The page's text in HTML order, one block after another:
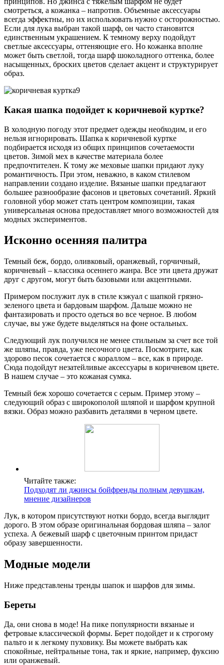
смотреться, а кожанка – напротив. Объемные аксессуары
всегда эффектны, но их использовать нужно с осторожностью.
Если для лука выбран такой шарф, он часто становится
единственным украшением. К темному верху подойдут
светлые аксессуары, оттеняющие его. Но кожанка вполне
может быть светлой, тогда шарф шоколадного оттенка, более
насыщенных, броских цветов сделает акцент и структурирует
образ.
Какая шапка подойдет к коричневой куртке?
В холодную погоду этот предмет одежды необходим, и его
нельзя игнорировать. Шапка к коричневой куртке
подбирается исходя из общих принципов сочетаемости
цветов. Зимой мех в качестве материала более
предпочтителен. К тому же меховые шапки придают луку
романтичность. При этом, неважно, в каком стилевом
направлении создано изделие. Вязаные шапки предлагают
большее разнообразие фасонов и цветовых сочетаний. Яркий
головной убор может стать центром композиции, такая
универсальная основа предоставляет много возможностей для
модных экспериментов.
Исконно осенняя палитра
Темный беж, бордо, оливковый, оранжевый, горчичный,
коричневый – классика осеннего жанра. Все эти цвета дружат
друг с другом, могут быть базовыми или акцентными.
Примером послужит лук в стиле кэжуал с шапкой грязно-
зеленого цвета и бардовым шарфом. Дальше можно не
фантазировать и просто одеться во все черное. В любом
случае, вы уже будете выделяться на фоне остальных.
Следующий лук получился не менее стильным за счет все той
же шляпы, правда, уже песочного цвета. Посмотрите, как
здорово песок сочетается с кораллом – все, как в природе.
Сюда подойдут незатейливые аксессуары в коричневом цвете.
В нашем случае – это кожаная сумка.
Темный беж хорошо сочетается с серым. Пример этому –
следующий образ с широкополой шляпой и шарфом крупной
вязки. Образ можно разбавить деталями в черном цвете.
Читайте также:
Подходят ли джинсы бойфренды полным девушкам,
мнение дизайнеров
Лук, в котором присутствуют нотки бордо, всегда выглядит
дорого. В этом образе оригинальная бордовая шляпа – залог
успеха. А бежевый шарф с цветочным принтом придаст
образу завершенности.
Модные модели
Ниже представлены тренды шапок и шарфов для зимы.
Береты
Да, они снова в моде! На пике популярности вязаные и
фетровые классической формы. Берет подойдет и к строгому
пальто и к легкому пуховику. Вы можете выбрать как
спокойные, нейтральные тона, так и яркие, например, фуксию
или оранжевый.